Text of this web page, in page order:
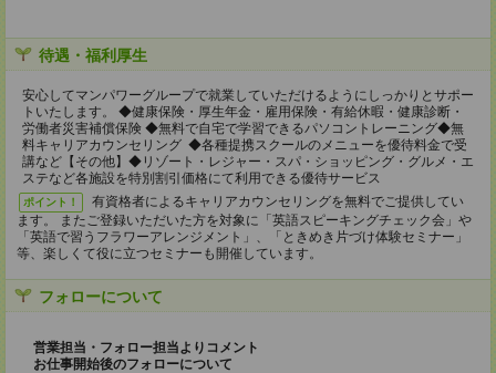
待遇・福利厚生
安心してマンパワーグループで就業していただけるようにしっかりとサポー
トいたします。 ◆健康保険・厚生年金・雇用保険・有給休暇・健康診断・
労働者災害補償保険 ◆無料で自宅で学習できるパソコントレーニング◆無
料キャリアカウンセリング ◆各種提携スクールのメニューを優待料金で受
講など【その他】◆リゾート・レジャー・スパ・ショッピング・グルメ・エ
ステなど各施設を特別割引価格にて利用できる優待サービス
ポイント！
有資格者によるキャリアカウンセリングを無料でご提供してい
ます。 またご登録いただいた方を対象に「英語スピーキングチェック会」や
「英語で習うフラワーアレンジメント」、「ときめき片づけ体験セミナー」
等、楽しくて役に立つセミナーも開催しています。
フォローについて
営業担当・フォロー担当よりコメント
お仕事開始後のフォローについて